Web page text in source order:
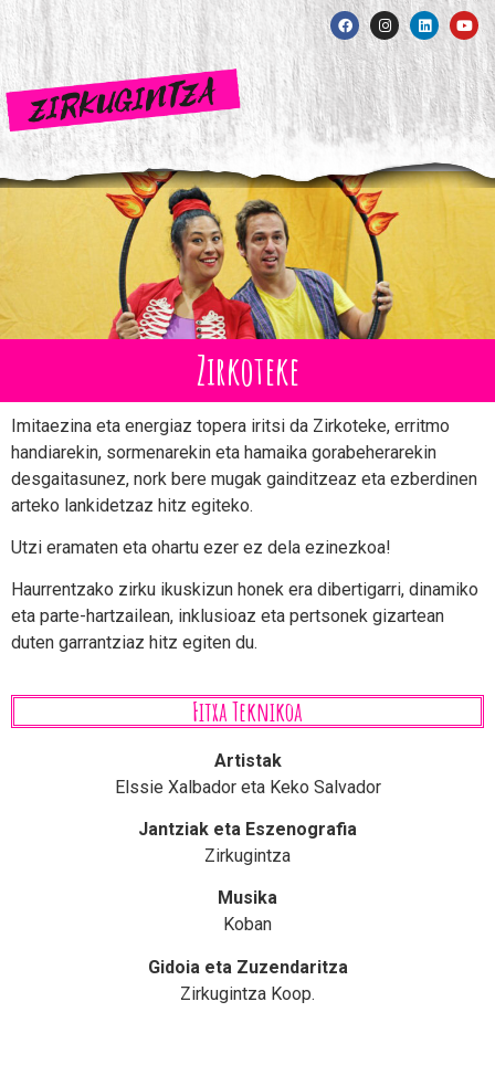
Zirkoteke
Imitaezina eta energiaz topera iritsi da Zirkoteke, erritmo
handiarekin, sormenarekin eta hamaika gorabeherarekin
desgaitasunez, nork bere mugak gainditzeaz eta ezberdinen
arteko lankidetzaz hitz egiteko.
Utzi eramaten eta ohartu ezer ez dela ezinezkoa!
Haurrentzako zirku ikuskizun honek era dibertigarri, dinamiko
eta parte-hartzailean, inklusioaz eta pertsonek gizartean
duten garrantziaz hitz egiten du.
Fitxa Teknikoa
Artistak
Elssie Xalbador eta Keko Salvador
Jantziak eta Eszenografia
Zirkugintza
Musika
Koban
Gidoia eta Zuzendaritza
Zirkugintza Koop.